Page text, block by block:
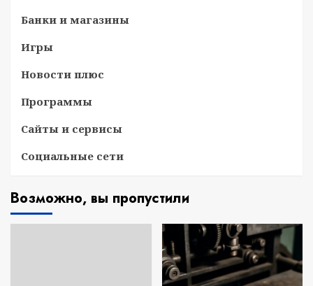
Банки и магазины
Игры
Новости плюс
Программы
Сайты и сервисы
Социальные сети
Возможно, вы пропустили